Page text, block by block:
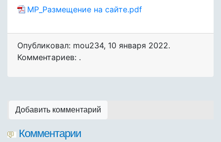
МР_Размещение на сайте.pdf
Опубликовал: mou234, 10 января 2022.
Комментариев: .
Добавить комментарий
Комментарии